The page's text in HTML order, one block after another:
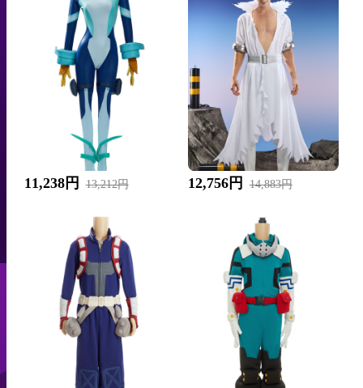
11,238円 13,212円 12,756円 14,883円